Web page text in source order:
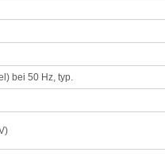
bei 50 Hz, typ.